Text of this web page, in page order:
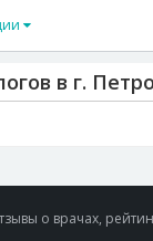
в г.
о врачах,